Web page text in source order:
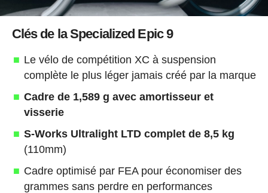
Clés de la Specialized Epic 9
Le vélo de compétition XC à suspension
complète le plus léger jamais créé par la marque
Cadre de 1,589 g avec amortisseur et
visserie
S-Works Ultralight LTD complet de 8,5 kg
(110mm)
Cadre optimisé par FEA pour économiser des
grammes sans perdre en performances